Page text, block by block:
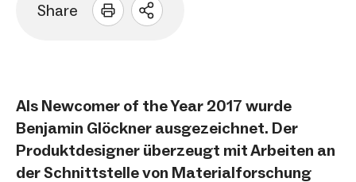
Share
Sharing
Als Newcomer of the Year 2017 wurde
Benjamin Glöckner ausgezeichnet. Der
Produktdesigner überzeugt mit Arbeiten an
der Schnittstelle von Materialforschung